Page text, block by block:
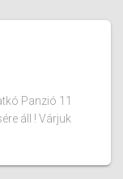
Panzió 11
áll ! Várjuk